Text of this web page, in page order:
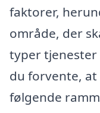
faktorer,
område, der
typer tjenester
du forvente,
følgende